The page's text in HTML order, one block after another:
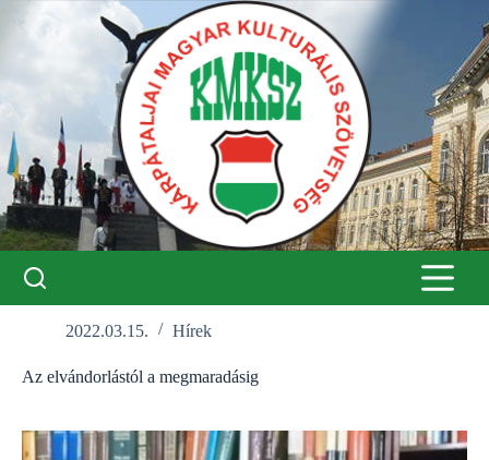
2022.03.15. Hírek
Az elvándorlástól a megmaradásig